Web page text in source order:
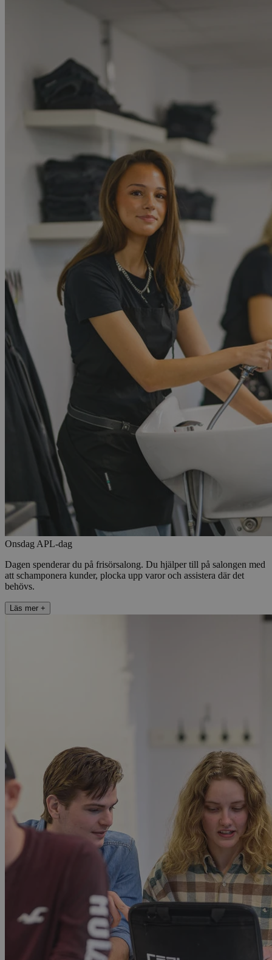
Onsdag APL-dag
Dagen spenderar du på frisörsalong. Du hjälper till på salongen med
att schamponera kunder, plocka upp varor och assistera där det
behövs.
Läs mer +